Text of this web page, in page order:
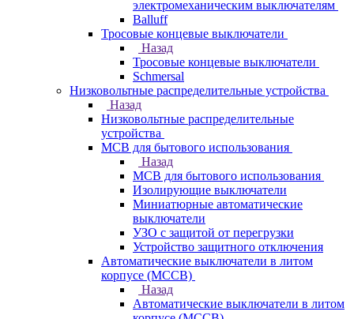
электромеханическим выключателям
Balluff
Тросовые концевые выключатели
Назад
Тросовые концевые выключатели
Schmersal
Низковольтные распределительные устройства
Назад
Низковольтные распределительные
устройства
MCB для бытового использования
Назад
MCB для бытового использования
Изолирующие выключатели
Миниатюрные автоматические
выключатели
УЗО с защитой от перегрузки
Устройство защитного отключения
Автоматические выключатели в литом
корпусе (MCCB)
Назад
Автоматические выключатели в литом